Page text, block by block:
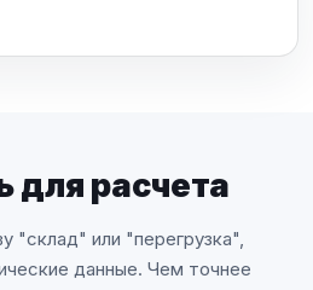
для расчета
"склад" или "перегрузка",
данные. Чем точнее